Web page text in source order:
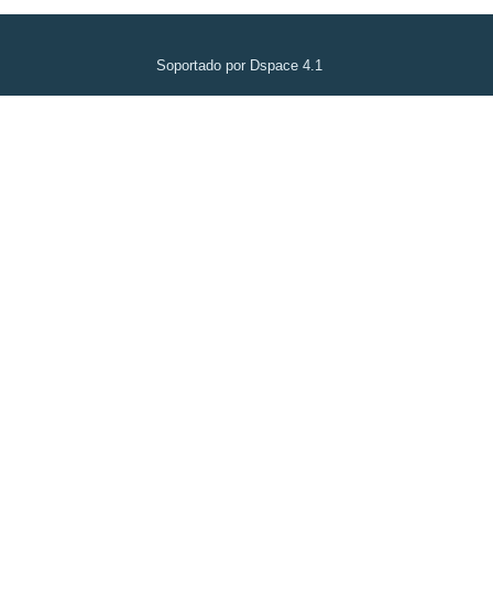
Soportado por Dspace 4.1